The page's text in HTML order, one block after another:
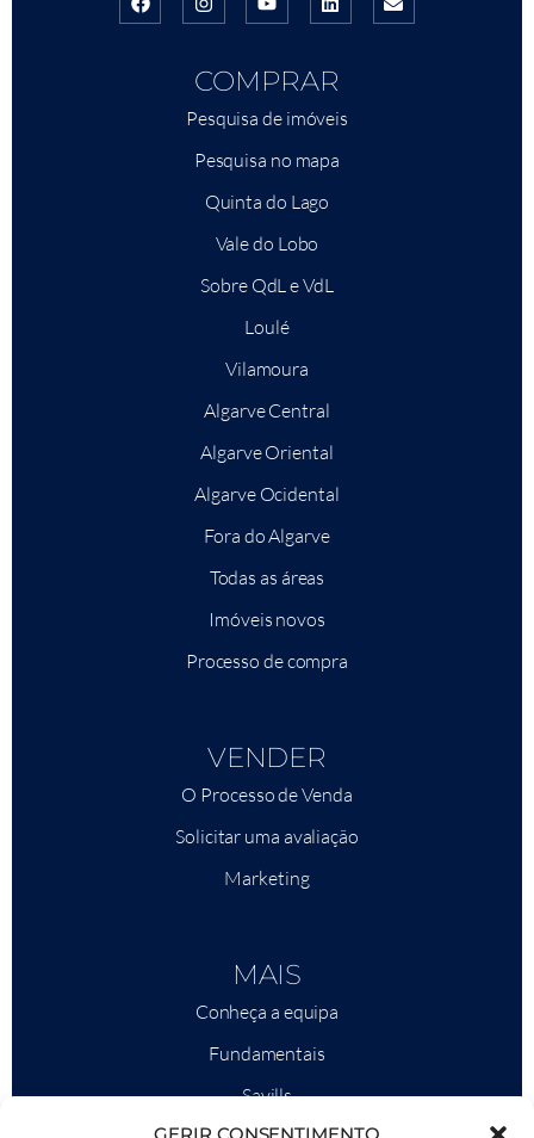
COMPRAR
Pesquisa de imóveis
Pesquisa no mapa
Quinta do Lago
Vale do Lobo
Sobre QdL e VdL
Loulé
Vilamoura
Algarve Central
Algarve Oriental
Algarve Ocidental
Fora do Algarve
Todas as áreas
Imóveis novos
Processo de compra
VENDER
O Processo de Venda
Solicitar uma avaliação
Marketing
MAIS
Conheça a equipa
Fundamentais
Savills